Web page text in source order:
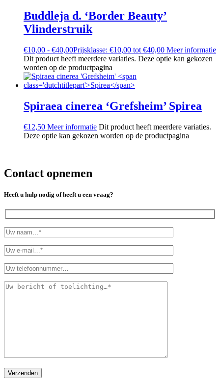
Buddleja d. ‘Border Beauty’
Vlinderstruik
€10,00 - €40,00Prijsklasse: €10,00 tot €40,00 Meer informatie
Dit product heeft meerdere variaties. Deze optie kan gekozen
worden op de productpagina
Spiraea cinerea ‘Grefsheim’ Spirea
€12,50 Meer informatie Dit product heeft meerdere variaties.
Deze optie kan gekozen worden op de productpagina
Contact opnemen
Heeft u hulp nodig of heeft u een vraag?
Verzenden